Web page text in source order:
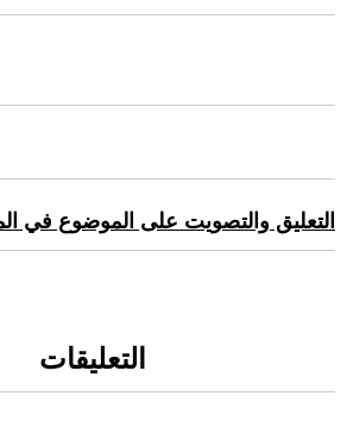
التعليق والتصويت على الموضوع في
التعليقات